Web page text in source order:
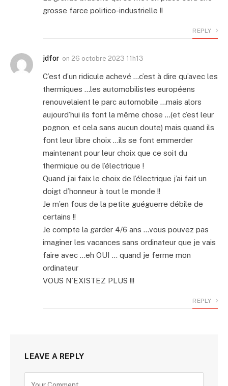
grosse farce politico-industrielle !!
REPLY
jdfor on 26 octobre 2023 11h13
C’est d’un ridicule achevé …c’est à dire qu’avec les
thermiques …les automobilistes européens
renouvelaient le parc automobile …mais alors
aujourd’hui ils font la même chose …(et c’est leur
pognon, et cela sans aucun doute) mais quand ils
font leur libre choix …ils se font emmerder
maintenant pour leur choix que ce soit du
thermique ou de l’électrique !
Quand j’ai faix le choix de l’électrique j’ai fait un
doigt d’honneur à tout le monde !!
Je m’en fous de la petite guéguerre débile de
certains !!
Je compte la garder 4/6 ans …vous pouvez pas
imaginer les vacances sans ordinateur que je vais
faire avec …eh OUI … quand je ferme mon
ordinateur
VOUS N’EXISTEZ PLUS !!!
REPLY
LEAVE A REPLY